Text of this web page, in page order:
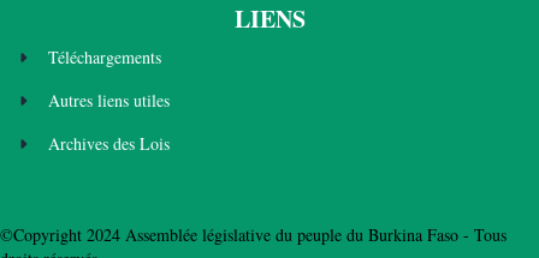
LIENS
Téléchargements
Autres liens utiles
Archives des Lois
©Copyright 2024 Assemblée législative du peuple du Burkina Faso - Tous